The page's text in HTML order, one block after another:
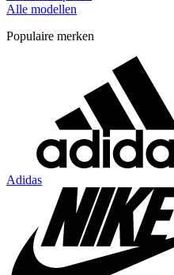
Alle modellen
Populaire merken
Adidas